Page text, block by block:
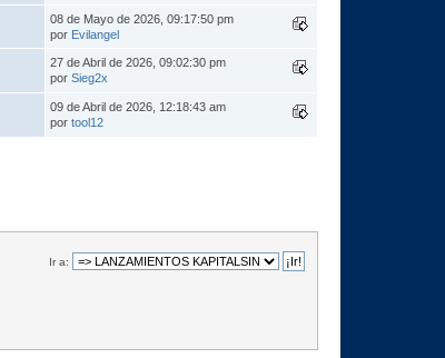
08 de Mayo de 2026, 09:17:50 pm
por Evilangel
27 de Abril de 2026, 09:02:30 pm
porSieg2x
09 de Abril de 2026, 12:18:43 am
portool12
Ir a: